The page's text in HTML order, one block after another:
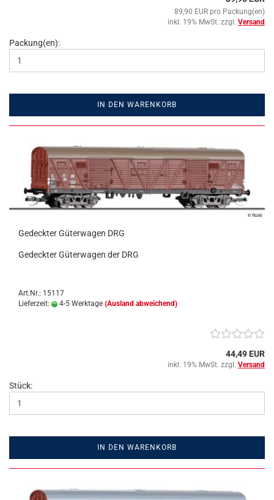
89,90 EUR pro Packung(en)
inkl. 19% MwSt. zzgl. Versand
Packung(en):
IN DEN WARENKORB
Gedeckter Güterwagen DRG
Gedeckter Güterwagen der DRG
Art.Nr.: 15117
Lieferzeit:
4-5 Werktage (Ausland abweichend)
44,49 EUR
inkl. 19% MwSt. zzgl. Versand
Stück:
IN DEN WARENKORB